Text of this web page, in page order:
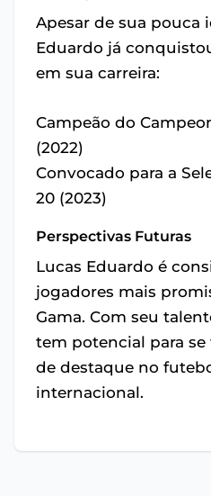
Apesar de sua pouca
Eduardo já
em sua carreira:
Campeão do
(2022)
Convocado para a
20 (2023)
Perspectivas Futuras
Lucas Eduardo é
jogadores mais
Gama. Com seu
tem potencial para
de destaque no
internacional.